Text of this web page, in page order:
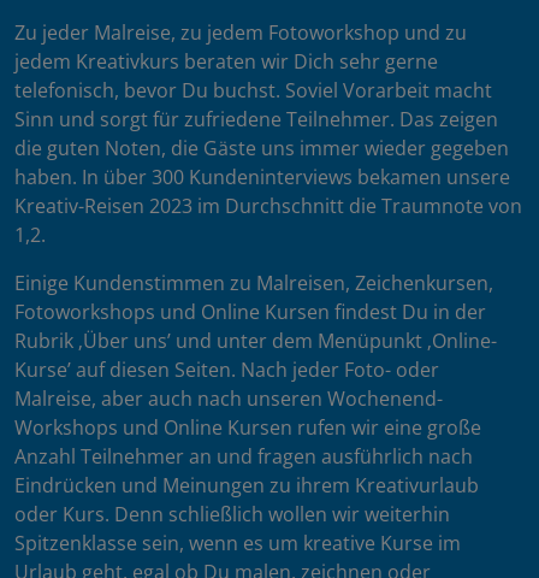
Zu jeder Malreise, zu jedem Fotoworkshop und zu
jedem Kreativkurs beraten wir Dich sehr gerne
telefonisch, bevor Du buchst. Soviel Vorarbeit macht
Sinn und sorgt für zufriedene Teilnehmer. Das zeigen
die guten Noten, die Gäste uns immer wieder gegeben
haben. In über 300 Kundeninterviews bekamen unsere
Kreativ-Reisen 2023 im Durchschnitt die Traumnote von
1,2.
Einige Kundenstimmen zu Malreisen, Zeichenkursen,
Fotoworkshops und Online Kursen findest Du in der
Rubrik ‚Über uns’ und unter dem Menüpunkt ‚Online-
Kurse’ auf diesen Seiten. Nach jeder Foto- oder
Malreise, aber auch nach unseren Wochenend-
Workshops und Online Kursen rufen wir eine große
Anzahl Teilnehmer an und fragen ausführlich nach
Eindrücken und Meinungen zu ihrem Kreativurlaub
oder Kurs. Denn schließlich wollen wir weiterhin
Spitzenklasse sein, wenn es um kreative Kurse im
Urlaub geht, egal ob Du malen, zeichnen oder